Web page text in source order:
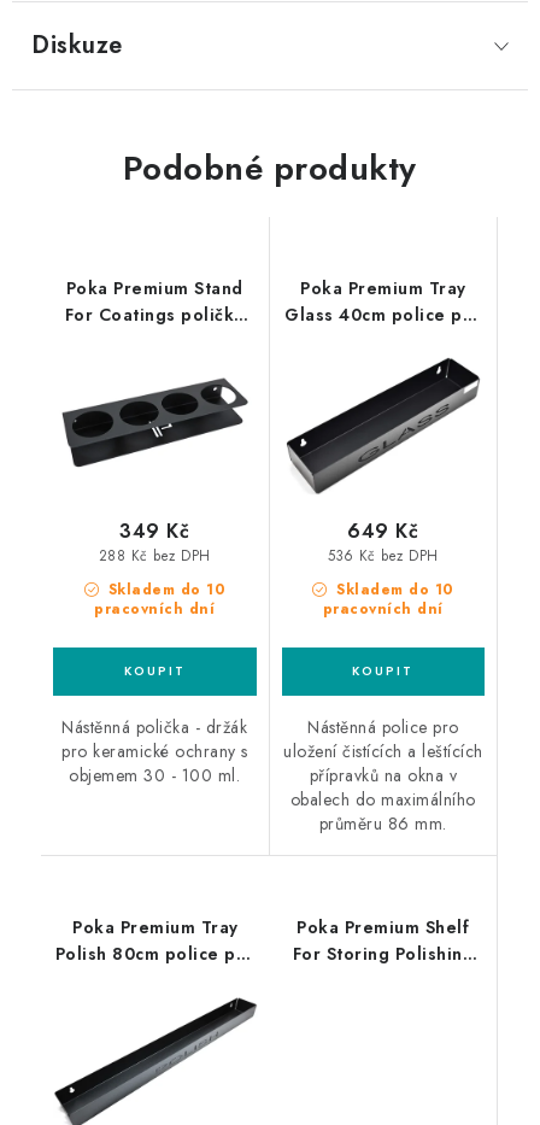
Diskuze
Podobné produkty
Poka Premium Stand
For Coatings polička
Skladem do 10
pracovních dní
288 Kč bez DPH
349 Kč
Nástěnná polička - držák
pro keramické ochrany s
objemem 30 - 100 ml.
Poka Premium Tray
Glass 40cm police pro
příslušenství na okna
Skladem do 10
pracovních dní
536 Kč bez DPH
649 Kč
Nástěnná police pro
uložení čistících a leštících
přípravků na okna v
obalech do maximálního
průměru 86 mm.
Poka Premium Tray
Polish 80cm police pro
Poka Premium Shelf
For Storing Polishing